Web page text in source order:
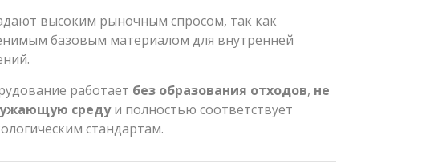
высоким рыночным спросом, так как
базовым материалом для внутренней
работает без образования отходов, не
средуи полностью соответствует
стандартам.